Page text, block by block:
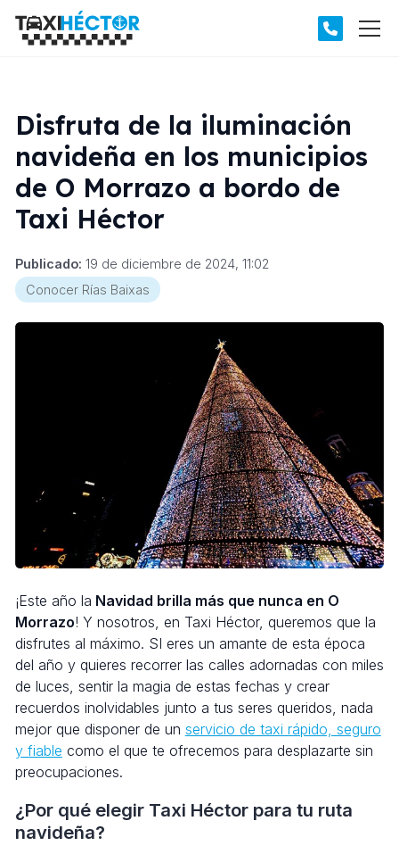
Disfruta de la iluminación
navideña en los municipios
de O Morrazo a bordo de
Taxi Héctor
Publicado: 19 de diciembre de 2024, 11:02
Conocer Rías Baixas
¡Este año la Navidad brilla más que nunca en O
Morrazo! Y nosotros, en Taxi Héctor, queremos que la
disfrutes al máximo. SI eres un amante de esta época
del año y quieres recorrer las calles adornadas con miles
de luces, sentir la magia de estas fechas y crear
recuerdos inolvidables junto a tus seres queridos, nada
mejor que disponer de un servicio de taxi rápido, seguro
y fiable como el que te ofrecemos para desplazarte sin
preocupaciones.
¿Por qué elegir Taxi Héctor para tu ruta
navideña?